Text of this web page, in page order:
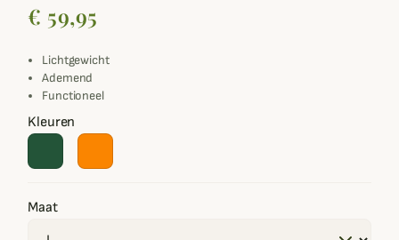
€ 59,95
Lichtgewicht
Ademend
Functioneel
Kleuren
Maat